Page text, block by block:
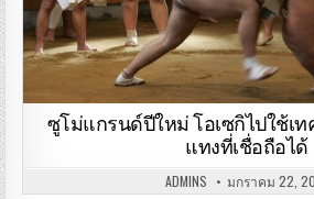
ซูโม่แกรนด์ปีใหม่ โอเซกิไปใช้เ
แทงที่เชื่อถือได้
ADMINS มกราคม 22,